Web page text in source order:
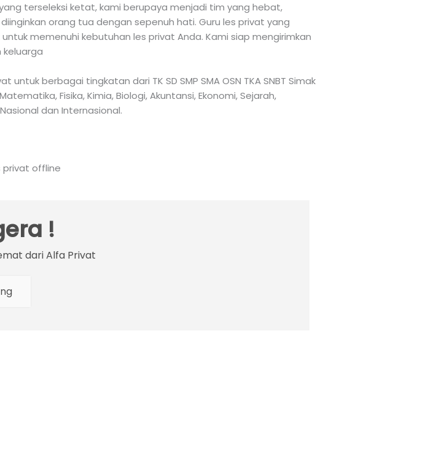
terseleksi ketat, kami berupaya menjadi tim yang hebat,
orang tua dengan sepenuh hati. Guru les privat yang
memenuhi kebutuhan les privat Anda. Kami siap mengirimkan
berbagai tingkatan dari TK SD SMP SMA OSN TKA SNBT Simak
Fisika, Kimia, Biologi, Akuntansi, Ekonomi, Sejarah,
dan Internasional.
!
dari Alfa Privat